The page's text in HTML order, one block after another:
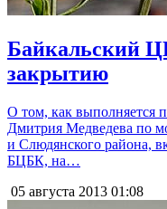
Байкальский
закрытию
О том, как выполняется
Дмитрия Медведева по
и Слюдянского района,
БЦБК, на…
05 августа 2013 01:08